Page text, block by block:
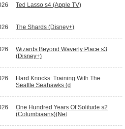
Ted Lasso s4 (Apple TV)
The Shards (Disney+)
Wizards Beyond Waverly Place s3
(Disney+)
Hard Knocks: Training With The
Seattle Seahawks (d
One Hundred Years Of Solitude s2
(Columbiaans)(Net